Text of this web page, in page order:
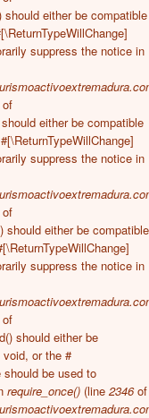
either be compatible
suppress the notice in
of
either be compatible
suppress the notice in
of
should either be compatible
suppress the notice in
of
should either be
or the #
should be used to
require_once() (line 2346of